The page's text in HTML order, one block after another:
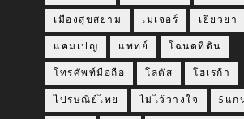
เมืองสุขสยาม เมเจอร์ เยียวยา
แคมเปญ แพทย์ โฉนดที่ดิน
โทรศัพท์มือถือ โลตัส โฮเรก้า
ไปรษณีย์ไทย ไม่ไว้วางใจ 5แก